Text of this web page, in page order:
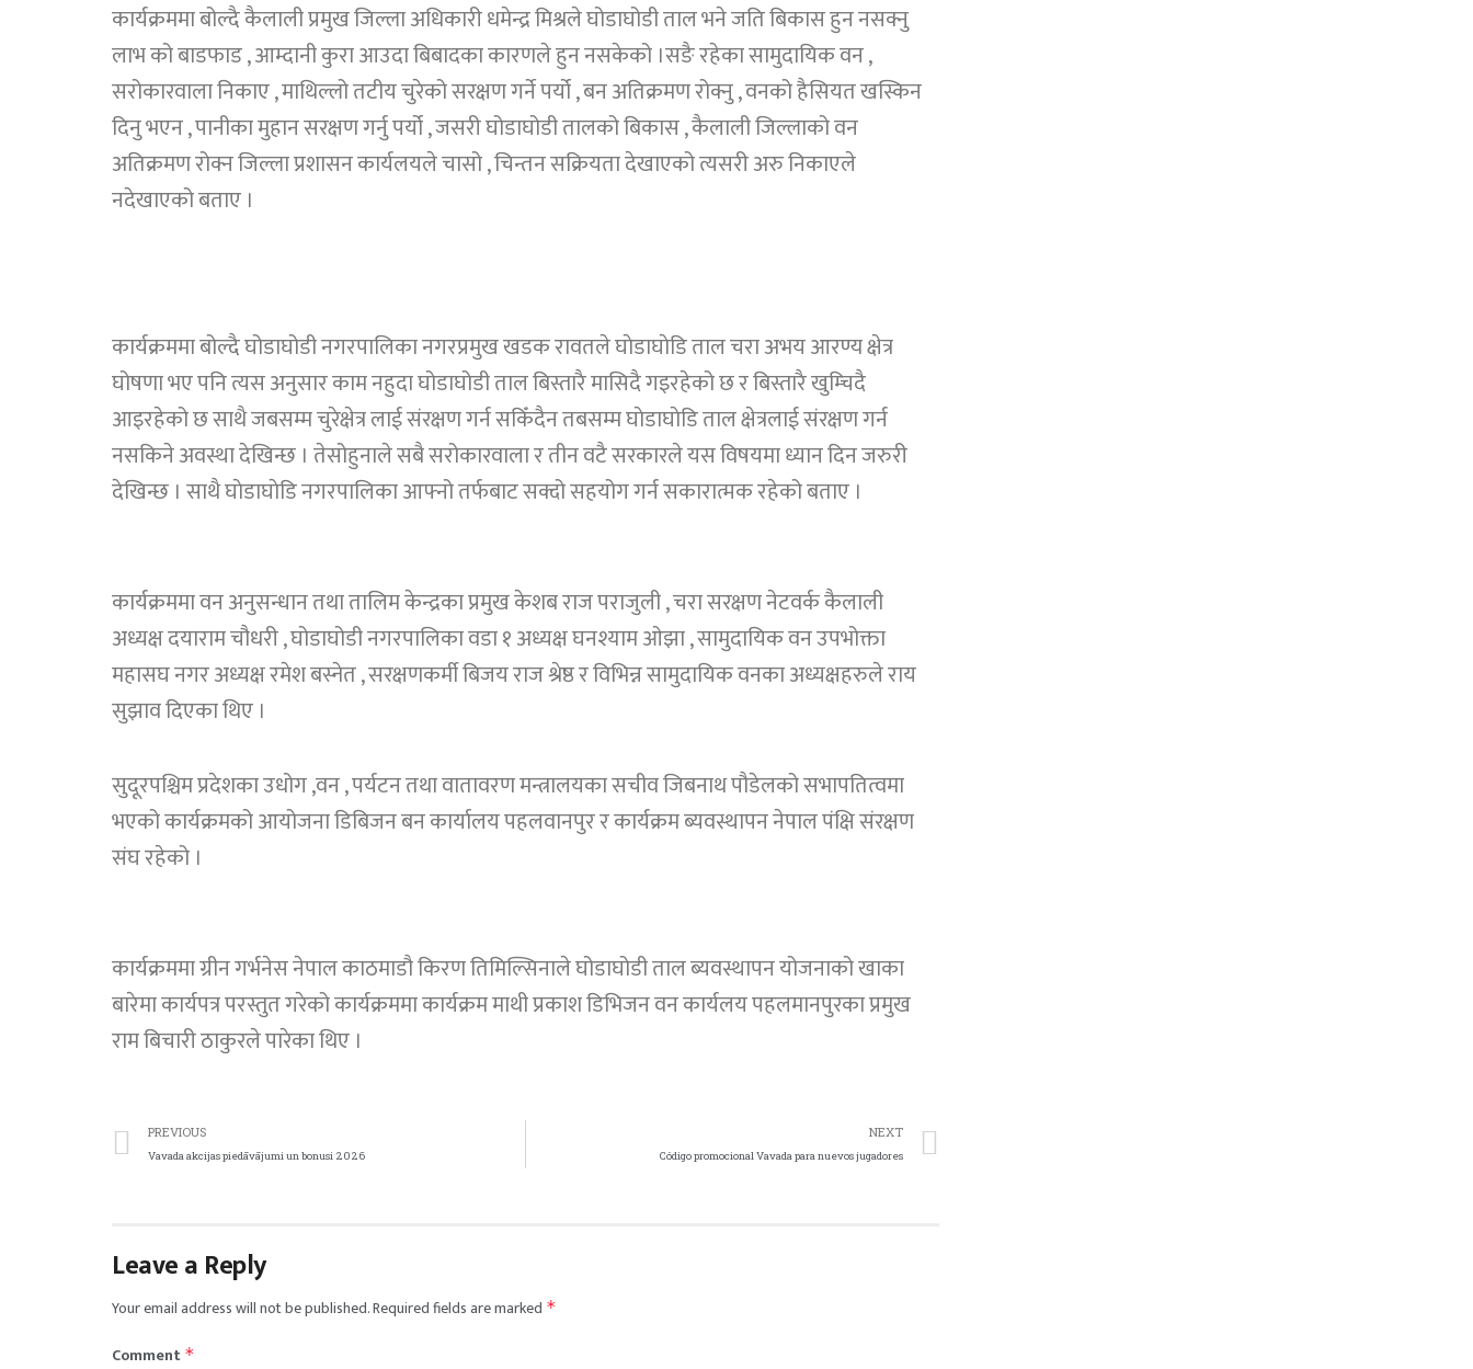
कार्यक्रममा बोल्दै कैलाली प्रमुख जिल्ला अधिकारी धमेन्द्र मिश्रले घोडाघोडी ताल भने जति बिकास हुन नसक्नु
लाभ को बाडफाड , आम्दानी कुरा आउदा बिबादका कारणले हुन नसकेको ।सङै रहेका सामुदायिक वन ,
सरोकारवाला निकाए , माथिल्लो तटीय चुरेको सरक्षण गर्ने पर्यो , बन अतिक्रमण रोक्नु , वनको हैसियत खस्किन
दिनु भएन , पानीका मुहान सरक्षण गर्नु पर्यो , जसरी घोडाघोडी तालको बिकास , कैलाली जिल्लाको वन
अतिक्रमण रोक्न जिल्ला प्रशासन कार्यलयले चासो , चिन्तन सक्रियता देखाएको त्यसरी अरु निकाएले
नदेखाएको बताए ।
कार्यक्रममा बोल्दै घोडाघोडी नगरपालिका नगरप्रमुख खडक रावतले घाेडाघाेडि ताल चरा अभय आरण्य क्षेत्र
घोषणा भए पनि त्यस अनुसार काम नहुदा घोडाघोडी ताल बिस्तारै मासिदै गइरहेको छ र बिस्तारै खुम्चिदै
आइरहेको छ साथै जबसम्म चुरेक्षेत्र लाई संरक्षण गर्न सकिँदैन तबसम्म घाेडाघाेडि ताल क्षेत्रलाई संरक्षण गर्न
नसकिने अवस्था देखिन्छ । तेसोहुनाले सबै सरोकारवाला र तीन वटै सरकारले यस विषयमा ध्यान दिन जरुरी
देखिन्छ । साथै घाेडाघाेडि नगरपालिका आफ्नो तर्फबाट सक्दो सहयोग गर्न सकारात्मक रहेको बताए ।
कार्यक्रममा वन अनुसन्धान तथा तालिम केन्द्रका प्रमुख केशब राज पराजुली , चरा सरक्षण नेटवर्क कैलाली
अध्यक्ष दयाराम चौधरी , घोडाघोडी नगरपालिका वडा १ अध्यक्ष घनश्याम ओझा , सामुदायिक वन उपभोक्ता
महासघ नगर अध्यक्ष रमेश बस्नेत , सरक्षणकर्मी बिजय राज श्रेष्ठ र विभिन्न सामुदायिक वनका अध्यक्षहरुले राय
सुझाव दिएका थिए ।
सुदूरपश्चिम प्रदेशका उधोग ,वन , पर्यटन तथा वातावरण मन्त्रालयका सचीव जिबनाथ पौडेलको सभापतित्वमा
भएको कार्यक्रमको आयोजना डिबिजन बन कार्यालय पहलवानपुर र कार्यक्रम ब्यवस्थापन नेपाल पंक्षि संरक्षण
संघ रहेको ।
कार्यक्रममा ग्रीन गर्भनेस नेपाल काठमाडौ किरण तिमिल्सिनाले घोडाघोडी ताल ब्यवस्थापन योजनाको खाका
बारेमा कार्यपत्र परस्तुत गरेको कार्यक्रममा कार्यक्रम माथी प्रकाश डिभिजन वन कार्यलय पहलमानपुरका प्रमुख
राम बिचारी ठाकुरले पारेका थिए ।
PREVIOUS
Vavada akcijas piedāvājumi un bonusi 2026
NEXT
Código promocional Vavada para nuevos jugadores
Leave a Reply
Your email address will not be published.Required fields are marked *
Comment *